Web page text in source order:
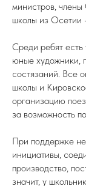
министров,
школы из Осетии
Среди ребят есть
юные художники,
состязаний. Все
школы и
организацию
за возможность
При поддержке
инициативы,
производство,
значит, у